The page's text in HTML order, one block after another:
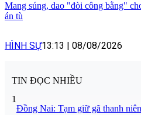
Mang súng, dao "đòi công bằng"
án tù
HÌNH SỰ13:13 | 08/08/2026
TIN ĐỌC NHIỀU
1
Đồng Nai: Tạm giữ gã thanh